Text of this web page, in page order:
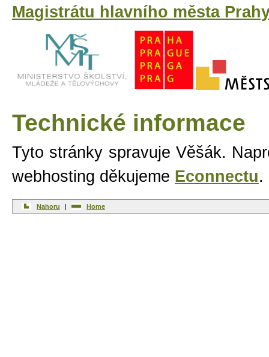
Magistrátu hlavního města
Technické informace
Tyto stránky spravuje Věšák.
webhosting děkujeme Econnectu.
Nahoru | Home